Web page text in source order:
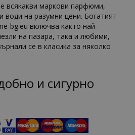
всякакви маркови парфюми,
на разумни цени. Богатият
bg.eu включва както най-
на пазара, така и любими,
се в класика за няколко
и сигурно